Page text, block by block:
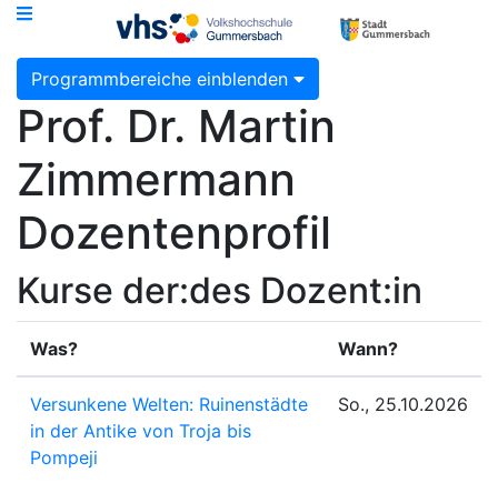
Programmbereiche einblenden
Prof. Dr. Martin
Zimmermann
Dozentenprofil
Kurse der:des Dozent:in
Was? Wann?
Versunkene Welten: Ruinenstädte
in der Antike von Troja bis
Pompeji
So., 25.10.2026